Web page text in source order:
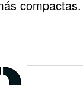
compactas.
pero su